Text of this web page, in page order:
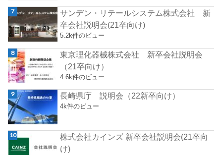
サンデン・リテールシステム株式会社 新
卒会社説明会(21卒向け)
5.2k件のビュー
東京理化器械株式会社 新卒会社説明会
（21卒向け）
4.6k件のビュー
長崎県庁 説明会（22新卒向け）
4k件のビュー
株式会社カインズ 新卒会社説明会(21卒向
け)